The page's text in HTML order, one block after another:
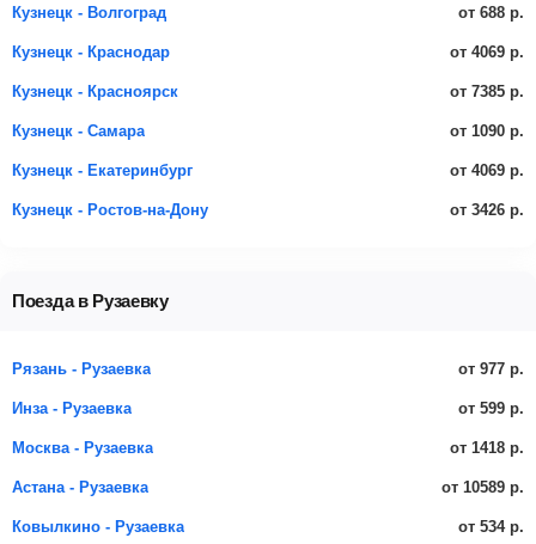
Кузнецк - Волгоград от 688 р.
Кузнецк - Краснодар от 4069 р.
Кузнецк - Красноярск от 7385 р.
Кузнецк - Самара от 1090 р.
Кузнецк - Екатеринбург от 4069 р.
Кузнецк - Ростов-на-Дону от 3426 р.
Поезда в Рузаевку
Рязань - Рузаевка от 977 р.
Инза - Рузаевка от 599 р.
Москва - Рузаевка от 1418 р.
Астана - Рузаевка от 10589 р.
Ковылкино - Рузаевка от 534 р.